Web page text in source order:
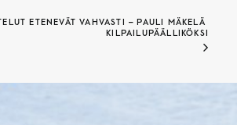
ETENEVÄT VAHVASTI – PAULI MÄKELÄ
KILPAILUPÄÄLLIKÖKSI